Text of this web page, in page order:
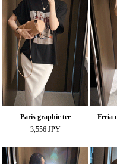
Paris graphic tee
3,556 JPY
Feria